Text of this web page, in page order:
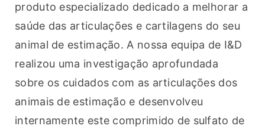
produto especializado dedicado a melhorar a
saúde das articulações e cartilagens do seu
animal de estimação. A nossa equipa de I&D
realizou uma investigação aprofundada
sobre os cuidados com as articulações dos
animais de estimação e desenvolveu
internamente este comprimido de sulfato de